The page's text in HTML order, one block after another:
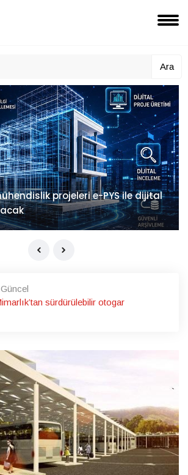
Ara
projeleri e-PYS ile dijital
Güncel
sürdürülebilir otogar